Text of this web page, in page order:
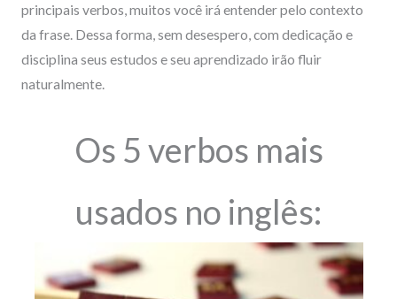
principais verbos, muitos você irá entender pelo contexto
da frase. Dessa forma, sem desespero, com dedicação e
disciplina seus estudos e seu aprendizado irão fluir
naturalmente.
Os 5 verbos mais
usados no inglês: